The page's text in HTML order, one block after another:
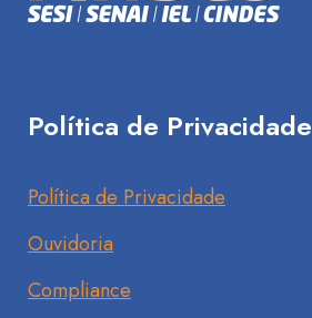
Política de Privacidade
Política de Privacidade
Ouvidoria
Compliance